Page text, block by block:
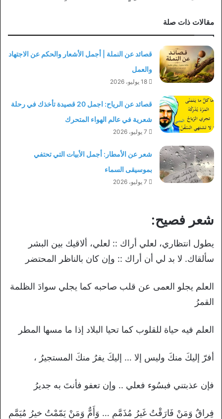
مقالات ذات صلة
قصائد عن النملة | أجمل الأشعار والحكم عن الاجتهاد
والعمل
18 يوليو، 2026
قصائد عن الرياح: اجمل 20 قصيدة تأخذك في رحلة
شعرية في عالم الهواء المتحرك
7 يوليو، 2026
شعر عن الأمطار: أجمل الأبيات التي تحتفي
بموسيقى السماء
7 يوليو، 2026
شعر فصيح:
يطول انتظاري، لعلي أراك :: لعلي، ألاقيك بين البشر
سألقاك. لا بد لي أن أراك :: وإن كان بالناظر المحتضر
العلم يجلو العمى عن قلب صاحبه كما يجلي سوادَ الظلمة
القمرُ
العلم فيه حياة للقلوب كما تحيا البلاد إذا ما مسها المطر
أفرّ إليكَ منكَ وليس إلا … إليكَ يفرُ منكَ المستجيرُ ،
فإن عذبتني فبسُوء فعلي .. وإن تعفو فأنتَ به جديرُ
فِراقٌ وَمَنْ فَارَقْتُ غَيرُ مُذَمَّمِ … وَأَمٌّ وَمَنْ يَمّمْتُ خيرُ مُيَمَّمِ